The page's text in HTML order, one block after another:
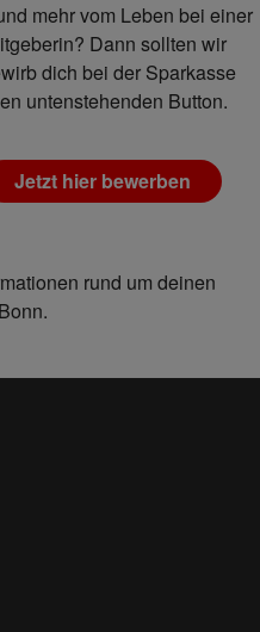
mehr vom Leben bei einer
Dann sollten wir
dich bei der Sparkasse
untenstehenden Button.
Jetzt hier bewerben
rund um deinen